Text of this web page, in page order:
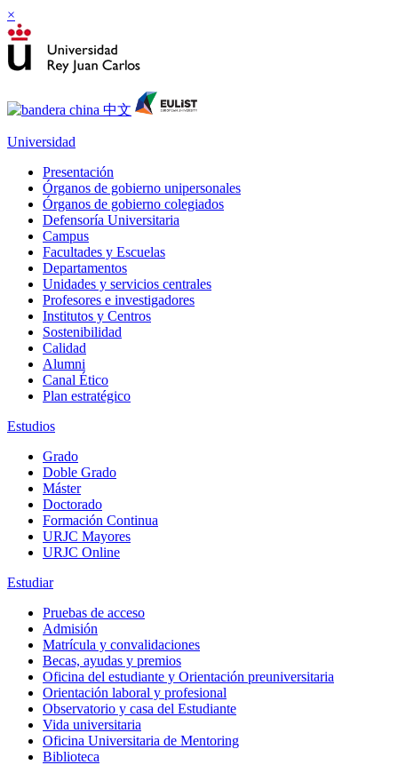
×
Universidad
Presentación
Órganos de gobierno unipersonales
Órganos de gobierno colegiados
Defensoría Universitaria
Campus
Facultades y Escuelas
Departamentos
Unidades y servicios centrales
Profesores e investigadores
Institutos y Centros
Sostenibilidad
Calidad
Alumni
Canal Ético
Plan estratégico
Estudios
Grado
Doble Grado
Máster
Doctorado
Formación Continua
URJC Mayores
URJC Online
Estudiar
Pruebas de acceso
Admisión
Matrícula y convalidaciones
Becas, ayudas y premios
Oficina del estudiante y Orientación preuniversitaria
Orientación laboral y profesional
Observatorio y casa del Estudiante
Vida universitaria
Oficina Universitaria de Mentoring
Biblioteca